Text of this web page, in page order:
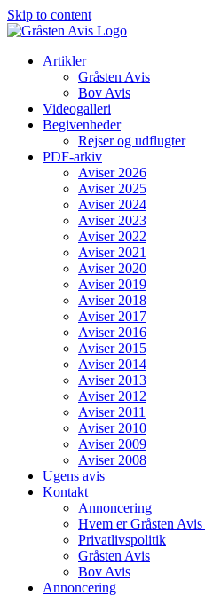
Skip to content
Artikler
Gråsten Avis
Bov Avis
Videogalleri
Begivenheder
Rejser og udflugter
PDF-arkiv
Aviser 2026
Aviser 2025
Aviser 2024
Aviser 2023
Aviser 2022
Aviser 2021
Aviser 2020
Aviser 2019
Aviser 2018
Aviser 2017
Aviser 2016
Aviser 2015
Aviser 2014
Aviser 2013
Aviser 2012
Aviser 2011
Aviser 2010
Aviser 2009
Aviser 2008
Ugens avis
Kontakt
Annoncering
Hvem er Gråsten
Privatlivspolitik
Gråsten Avis
Bov Avis
Annoncering